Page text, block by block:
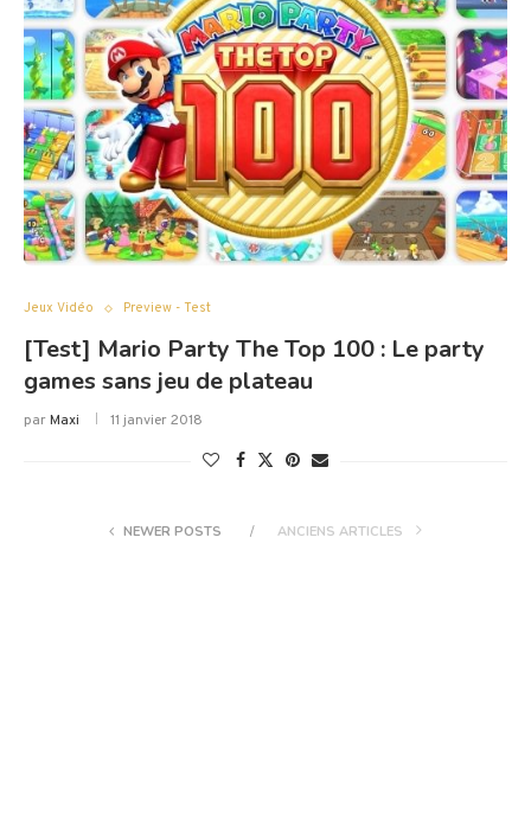
Jeux Vidéo Preview - Test
[Test] Mario Party The Top 100 : Le party
games sans jeu de plateau
parMaxi 11 janvier 2018
NEWER POSTS ANCIENS ARTICLES